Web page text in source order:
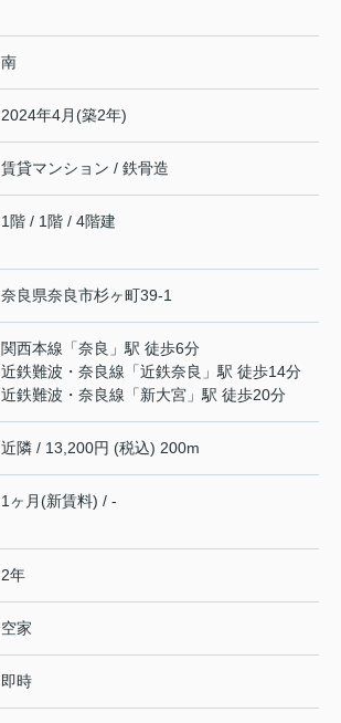
南
2024年4月(築2年)
賃貸マンション / 鉄骨造
1階 / 1階 / 4階建
奈良県奈良市杉ヶ町39-1
関西本線 「奈良 」駅 徒歩6分
近鉄難波・奈良線 「近鉄奈良 」駅 徒歩14分
近鉄難波・奈良線 「新大宮 」駅 徒歩20分
近隣 / 13,200円 (税込) 200m
1ヶ月(新賃料) / -
2年
空家
即時